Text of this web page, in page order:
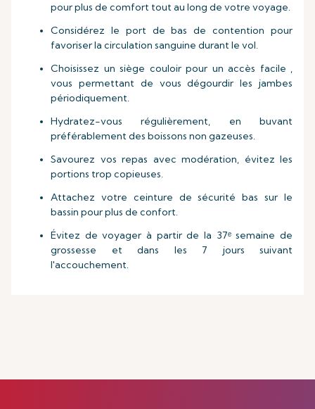
pour plus de comfort tout au long de votre voyage.
Considérez le port de bas de contention pour
favoriser la circulation sanguine durant le vol.
Choisissez un siège couloir pour un accès facile ,
vous permettant de vous dégourdir les jambes
périodiquement.
Hydratez-vous régulièrement, en buvant
préférablement des boissons non gazeuses.
Savourez vos repas avec modération, évitez les
portions trop copieuses.
Attachez votre ceinture de sécurité bas sur le
bassin pour plus de confort.
Évitez de voyager à partir de la 37ᵉ semaine de
grossesse et dans les 7 jours suivant
l'accouchement.